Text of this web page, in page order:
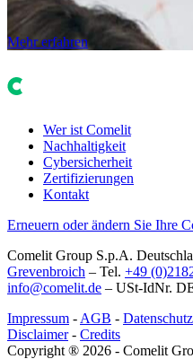
Mehr erfahren
Wer ist Comelit
Nachhaltigkeit
Cybersicherheit
Zertifizierungen
Kontakt
Erneuern oder ändern Sie Ihre
Comelit Group S.p.A.
Grevenbroich – Tel. +49
info@comelit.de – USt-IdNr.
Impressum - AGB - Datenschutz
Disclaimer- Credits
Copyright ® 2026 - Comelit